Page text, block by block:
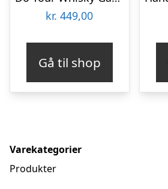
kr. 449,00
Gå til shop
Varekategorier
Produkter